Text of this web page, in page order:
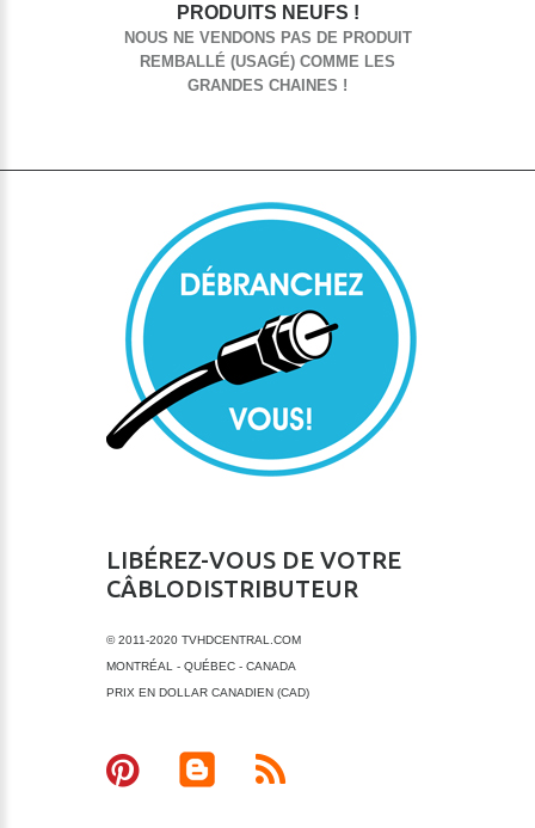
PRODUITS NEUFS !
NOUS NE VENDONS PAS DE PRODUIT
REMBALLÉ (USAGÉ) COMME LES
GRANDES CHAINES !
LIBÉREZ-VOUS DE VOTRE
CÂBLODISTRIBUTEUR
© 2011-2020 TVHDCENTRAL.COM
MONTRÉAL - QUÉBEC - CANADA
PRIX EN DOLLAR CANADIEN (CAD)